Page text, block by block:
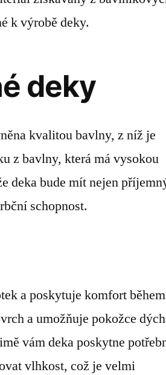
k výrobě deky.
deky
kvalitou bavlny, z níž je
z bavlny, která má vysokou
deka bude mít nejen
schopnost.
a poskytuje komfort během
a umožňuje pokožce
vám deka poskytne
vlhkost, což je velmi